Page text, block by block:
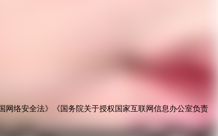
络安全法》《国务院关于授权国家互联网信息办公室负责